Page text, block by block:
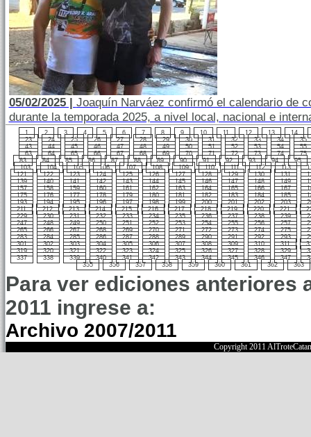
05/02/2025 | Joaquín Narváez confirmó el calendario de
durante la temporada 2025, a nivel local, nacional e
1 2 3 4 5 6 7 8 9 10 11 12 13
14
23
24 25 26 27 28 29 30 31 32 33 34
35
43
44 45 46 47 48 49 50 51 52 53 54
55
63
64 65 66 67 68 69 70 71 72 73 74
75
83
84 85 86 87 88 89 90 91 92 93 94
95
103
104 105 106 107 108 109 110 111 112 113
121
122 123 124 125 126 127 128 129 130 131
139
140 141 142 143 144 145 146 147 148 149
157
158 159 160 161 162 163 164 165 166 167
175
176 177 178 179 180 181 182 183 184 185
193
194 195 196 197 198 199 200 201 202 203
211
212 213 214 215 216 217 218 219 220 221
229
230 231 232 233 234 235 236 237 238 239
247
248 249 250 251 252 253 254 255 256 257
265
266 267 268 269 270 271 272 273 274 275
283
284 285 286 287 288 289 290 291 292 293
301
302 303 304 305 306 307 308 309 310 311
319
320 321 322 323 324 325 326 327 328 329
337
338 339 340 341 342 343 344 345 346 347
355
356 357 358 359 360 361 362 363
Para ver ediciones anteriores
2011 ingrese a:
Archivo 2007/2011
Copyright 2011